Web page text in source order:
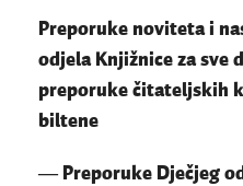
Preporuke noviteta i
odjela Knjižnice za sve
preporuke čitateljskih
biltene
―Preporuke Dječjeg